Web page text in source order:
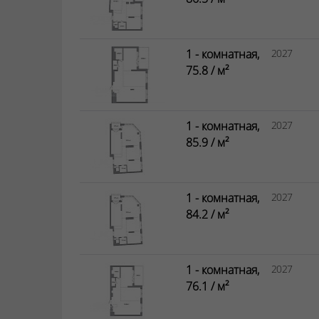
1 - комнатная,
75.8 / м²
2027
1 - комнатная,
85.9 / м²
2027
1 - комнатная,
84.2 / м²
2027
1 - комнатная,
76.1 / м²
2027